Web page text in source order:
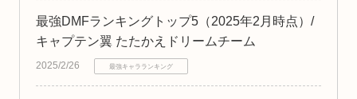
最強DMFランキングトップ5（2025年2月時点）/
キャプテン翼 たたかえドリームチーム
2025/2/26 最強キャラランキング